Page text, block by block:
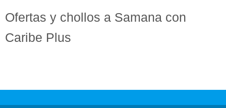
Ofertas y chollos a Samana con
Caribe Plus